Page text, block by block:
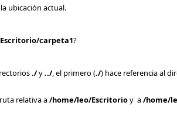
ubicación actual.
carpeta1?
./y../, el primero (./) hace referencia al
relativa a/home/leo/Escritorioy a/home/